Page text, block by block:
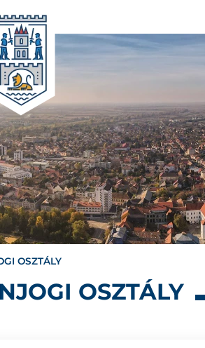
OSZTÁLY
OSZTÁLY